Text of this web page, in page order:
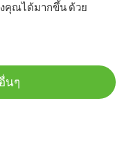
คุณได้มากขึ้น ด้วย
นๆ